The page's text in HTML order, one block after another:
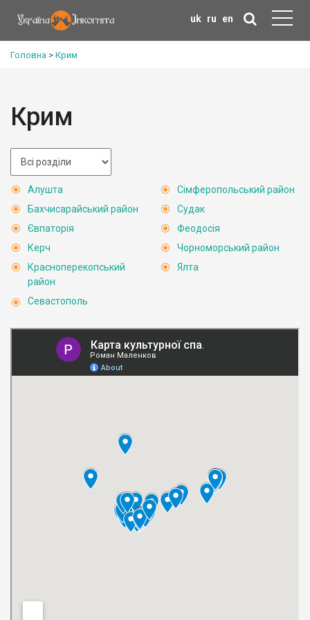
uk ru en
Головна > Крим
Крим
Алушта
Бахчисарайський район
Євпаторія
Керч
Красноперекопський
район
Севастополь
Сімферопольський район
Судак
Феодосія
Чорноморський район
Ялта